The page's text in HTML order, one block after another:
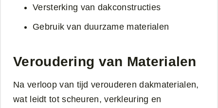
Versterking van dakconstructies
Gebruik van duurzame materialen
Veroudering van Materialen
Na verloop van tijd verouderen dakmaterialen,
wat leidt tot scheuren, verkleuring en